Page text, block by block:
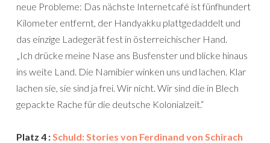
neue Probleme: Das nächste Internetcafé ist fünfhundert
Kilometer entfernt, der Handyakku plattgedaddelt und
das einzige Ladegerät fest in österreichischer Hand.
„Ich drücke meine Nase ans Busfenster und blicke hinaus
ins weite Land. Die Namibier winken uns und lachen. Klar
lachen sie, sie sind ja frei. Wir nicht. Wir sind die in Blech
gepackte Rache für die deutsche Kolonialzeit.“
Platz 4 :Schuld: Stories von Ferdinand von Schirach